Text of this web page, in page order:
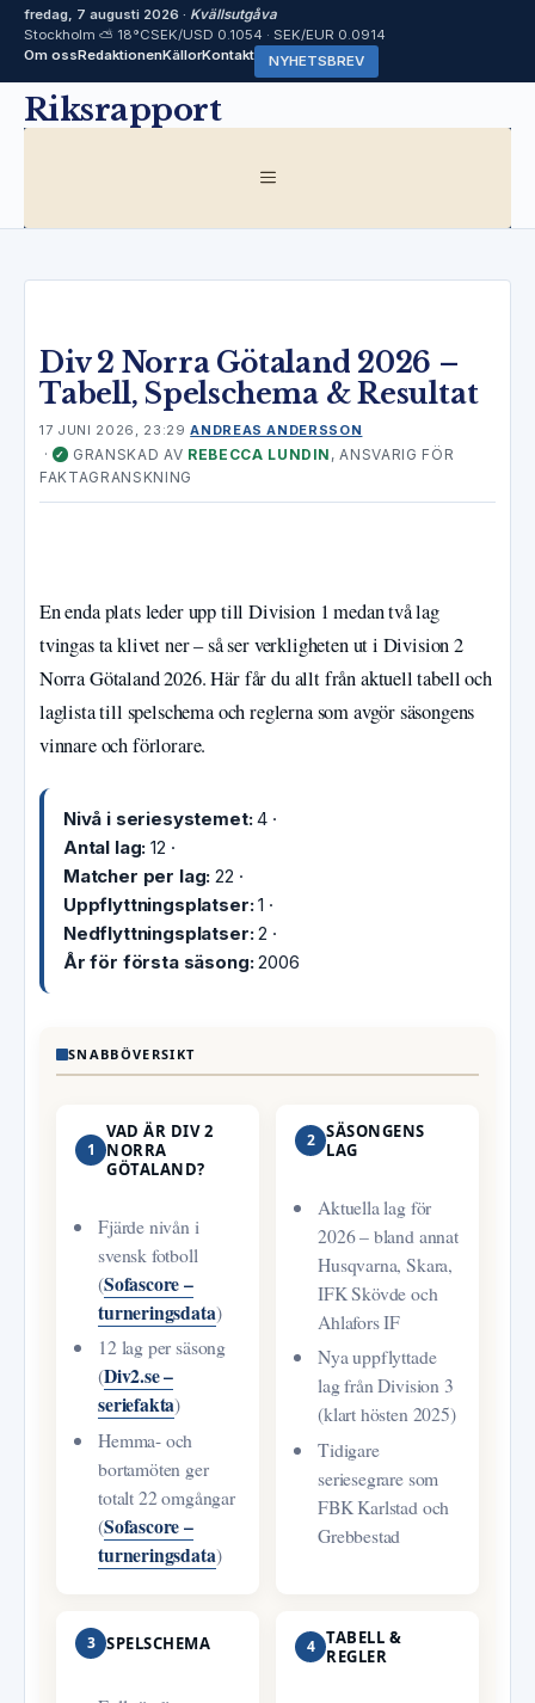
fredag, 7 augusti 2026 · Kvällsutgåva
Stockholm ⛅ 18°CSEK/USD 0.1054 · SEK/EUR 0.0914
Om ossRedaktionenKällorKontakt NYHETSBREV
HoppaRiksrapport
MENY
Div 2 Norra Götaland 2026 –
Tabell, Spelschema & Resultat
17 JUNI 2026, 23:29 ANDREAS ANDERSSON
· ✓ GRANSKAD AV REBECCA LUNDIN , ANSVARIG FÖR
FAKTAGRANSKNING
En enda plats leder upp till Division 1 medan två lag
tvingas ta klivet ner – så ser verkligheten ut i Division 2
Norra Götaland 2026. Här får du allt från aktuell tabell och
laglista till spelschema och reglerna som avgör säsongens
vinnare och förlorare.
Nivå i seriesystemet:4 ·
Antal lag: 12 ·
Matcher per lag: 22 ·
Uppflyttningsplatser:1 ·
Nedflyttningsplatser:2 ·
År för första säsong:2006
SNABBÖVERSIKT
1
VAD ÄR DIV 2
NORRA
GÖTALAND?
Fjärde nivån i
svensk fotboll
(Sofascore –
turneringsdata)
12 lag per säsong
(Div2.se –
seriefakta)
Hemma- och
bortamöten ger
totalt 22 omgångar
(Sofascore –
turneringsdata)
2 SÄSONGENS
LAG
Aktuella lag för
2026 – bland annat
Husqvarna, Skara,
IFK Skövde och
Ahlafors IF
Nya uppflyttade
lag från Division 3
(klart hösten 2025)
Tidigare
seriesegrare som
FBK Karlstad och
Grebbestad
3 SPELSCHEMA 4 TABELL &
REGLER